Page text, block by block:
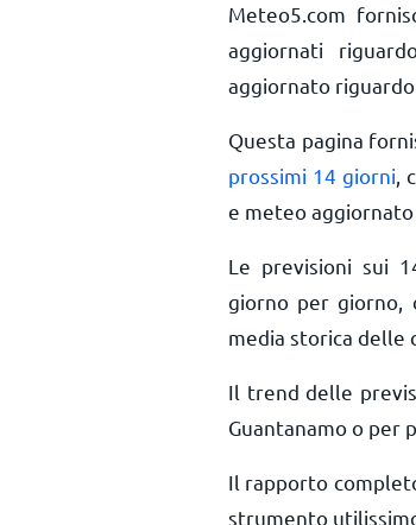
Meteo5.com
aggiornati
aggiornato
Questa pagina
prossimi 14 giorni
e meteo
Le previsioni sui
giorno per giorno,
media storica delle
Il trend delle
Guantanamo o per
Il rapporto
strumento